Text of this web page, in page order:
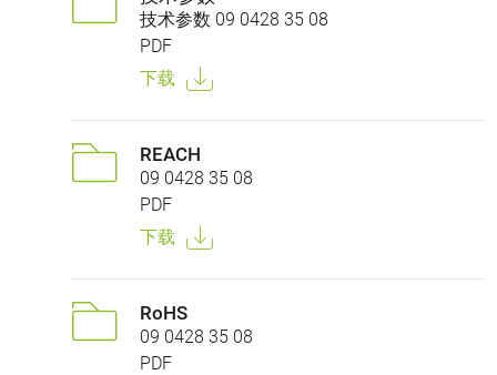
技术参数 09 0428 35 08
PDF
下载
REACH
09 0428 35 08
PDF
下载
RoHS
09 0428 35 08
PDF